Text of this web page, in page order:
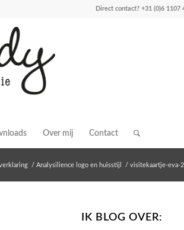
Direct contact? +31 (0)6 1107
Over mij Contact
/ Analysilience logo en huisstijl / visitekaartje-eva-
IK BLOG OVER: